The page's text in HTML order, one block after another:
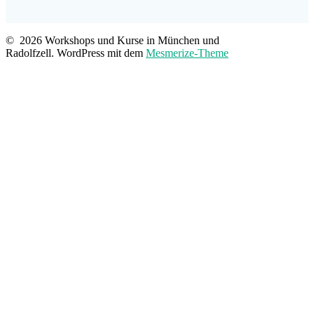
© 2026 Workshops und Kurse in München und
Radolfzell. WordPress mit dem Mesmerize-Theme